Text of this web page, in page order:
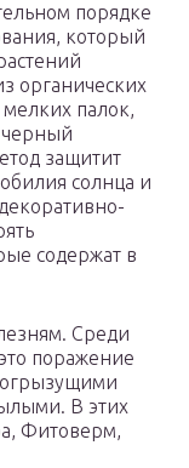
порядке
который
органических
палок,
черный
защитит
солнца и
содержат в
Среди
поражение
В этих
Фитоверм,